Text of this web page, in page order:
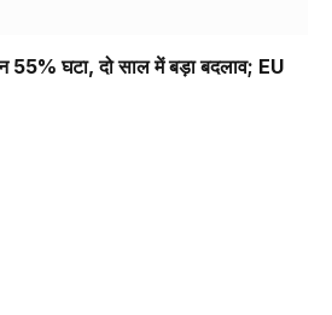
55% घटा, दो साल में बड़ा बदलाव; EU